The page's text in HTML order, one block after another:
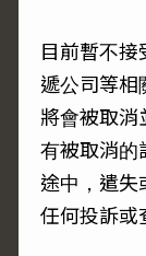
目前暫不接
遞公司等相
將會被取消
有被取消的
途中，遣失
任何投訴或